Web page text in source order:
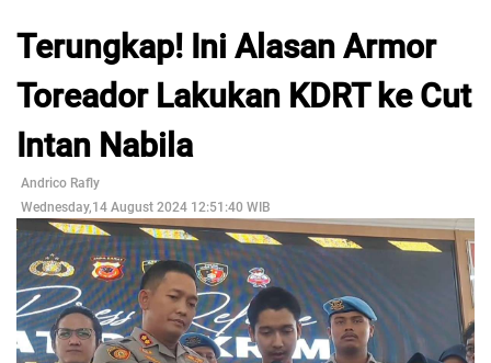
Terungkap! Ini Alasan Armor
Toreador Lakukan KDRT ke Cut
Intan Nabila
Andrico Rafly
Wednesday,14 August 2024 12:51:40 WIB